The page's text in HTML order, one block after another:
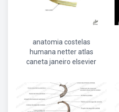
anatomia costelas
humana netter atlas
caneta janeiro elsevier